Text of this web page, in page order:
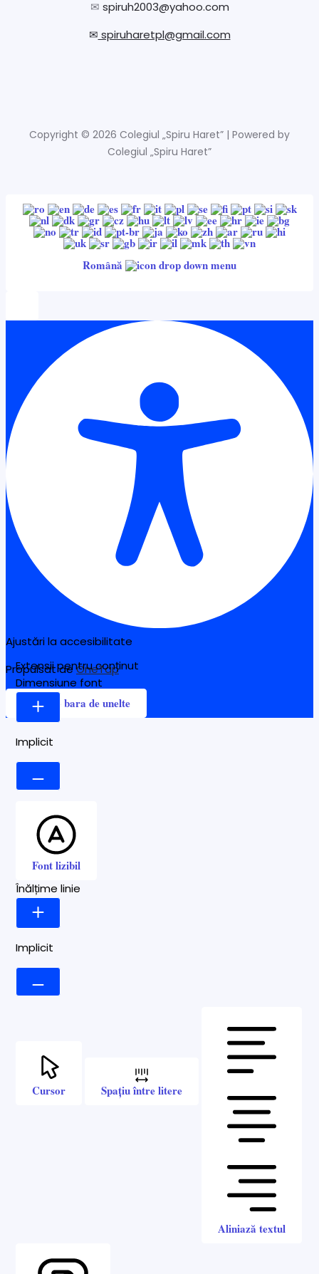
✉ spiruh2003@yahoo.com
✉ spiruharetpl@gmail.com
Copyright © 2026 Colegiul „Spiru Haret” | Powered by
Colegiul „Spiru Haret”
Română
Ajustări la accesibilitate
Propulsat deOneTap
Ascunde bara de unelte
Extensii pentru conținut
Dimensiune font
Implicit
Font lizibil
Înălțime linie
Implicit
Cursor Spațiu între litere
Aliniază textul